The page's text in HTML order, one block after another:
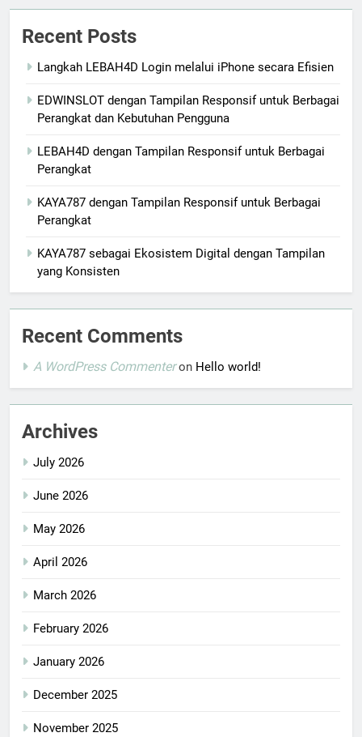
Recent Posts
Langkah LEBAH4D Login melalui iPhone secara Efisien
EDWINSLOT dengan Tampilan Responsif untuk Berbagai
Perangkat dan Kebutuhan Pengguna
LEBAH4D dengan Tampilan Responsif untuk Berbagai
Perangkat
KAYA787 dengan Tampilan Responsif untuk Berbagai
Perangkat
KAYA787 sebagai Ekosistem Digital dengan Tampilan
yang Konsisten
Recent Comments
A WordPress Commenteron Hello world!
Archives
July 2026
June 2026
May 2026
April 2026
March 2026
February 2026
January 2026
December 2025
November 2025